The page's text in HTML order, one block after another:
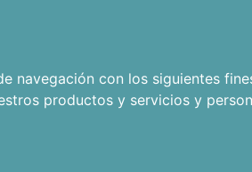
navegación con los siguientes
productos y servicios y